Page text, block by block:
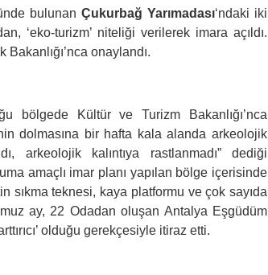
bulunanÇukurbağ Yarımadası‘ndaki iki
‘eko-turizm’ niteliği verilerek imara açıldı.
onaylandı.
bölgede Kültür ve Turizm Bakanlığı’nca
dolmasına bir hafta kala alanda arkeolojik
arkeolojik kalıntıya rastlanmadı” dediği
amaçlı imar planı yapılan bölge içerisinde
sıkma teknesi, kaya platformu ve çok sayıda
ay, 22 Odadan oluşan Antalya Eşgüdüm
olduğu gerekçesiyle itiraz etti.